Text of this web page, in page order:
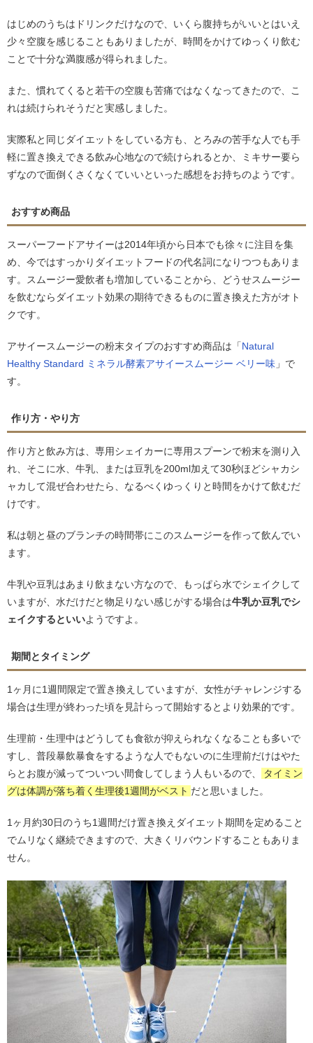
はじめのうちはドリンクだけなので、いくら腹持ちがいいとはいえ
少々空腹を感じることもありましたが、時間をかけてゆっくり飲む
ことで十分な満腹感が得られました。
また、慣れてくると若干の空腹も苦痛ではなくなってきたので、こ
れは続けられそうだと実感しました。
実際私と同じダイエットをしている方も、とろみの苦手な人でも手
軽に置き換えできる飲み心地なので続けられるとか、ミキサー要ら
ずなので面倒くさくなくていいといった感想をお持ちのようです。
おすすめ商品
スーパーフードアサイーは2014年頃から日本でも徐々に注目を集
め、今ではすっかりダイエットフードの代名詞になりつつもありま
す。スムージー愛飲者も増加していることから、どうせスムージー
を飲むならダイエット効果の期待できるものに置き換えた方がオト
クです。
アサイースムージーの粉末タイプのおすすめ商品は「Natural
Healthy Standard ミネラル酵素アサイースムージー ベリー味 」で
す。
作り方・やり方
作り方と飲み方は、専用シェイカーに専用スプーンで粉末を測り入
れ、そこに水、牛乳、または豆乳を200ml加えて30秒ほどシャカシ
ャカして混ぜ合わせたら、なるべくゆっくりと時間をかけて飲むだ
けです。
私は朝と昼のブランチの時間帯にこのスムージーを作って飲んでい
ます。
牛乳や豆乳はあまり飲まない方なので、もっぱら水でシェイクして
いますが、水だけだと物足りない感じがする場合は牛乳か豆乳でシ
ェイクするといいようですよ。
期間とタイミング
1ヶ月に1週間限定で置き換えしていますが、女性がチャレンジする
場合は生理が終わった頃を見計らって開始するとより効果的です。
生理前・生理中はどうしても食欲が抑えられなくなることも多いで
すし、普段暴飲暴食をするような人でもないのに生理前だけはやた
らとお腹が減ってついつい間食してしまう人もいるので、
タイミン
グは体調が落ち着く生理後1週間がベスト だと思いました。
1ヶ月約30日のうち1週間だけ置き換えダイエット期間を定めること
でムリなく継続できますので、大きくリバウンドすることもありま
せん。